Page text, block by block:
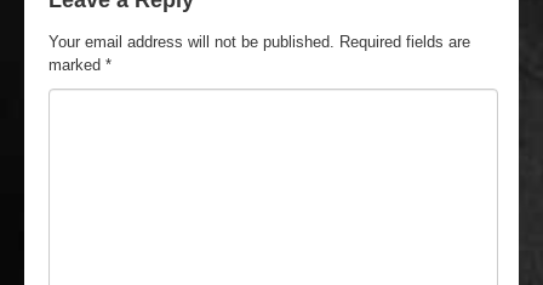
Your email address will not be published. Required fields are
marked *